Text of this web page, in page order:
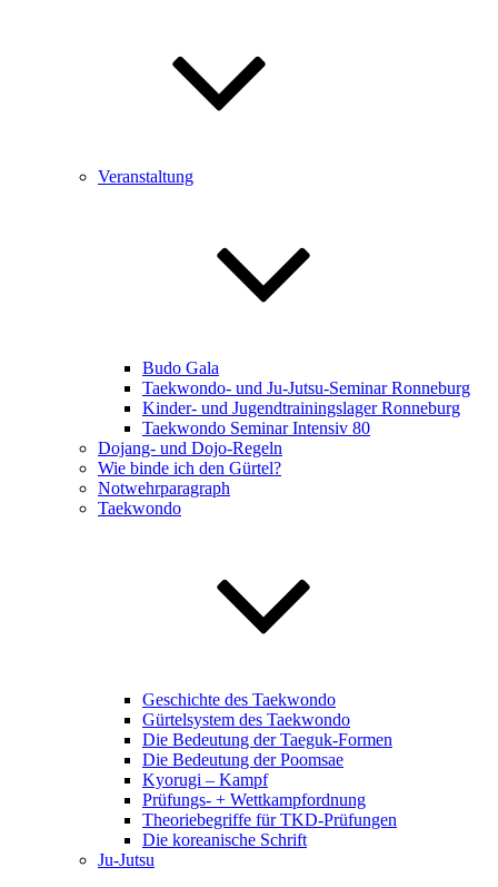
Veranstaltung
Budo Gala
Taekwondo- und Ju-Jutsu-Seminar Ronneburg
Kinder- und Jugendtrainingslager Ronneburg
Taekwondo Seminar Intensiv 80
Dojang- und Dojo-Regeln
Wie binde ich den Gürtel?
Notwehrparagraph
Taekwondo
Geschichte des Taekwondo
Gürtelsystem des Taekwondo
Die Bedeutung der Taeguk-Formen
Die Bedeutung der Poomsae
Kyorugi – Kampf
Prüfungs- + Wettkampfordnung
Theoriebegriffe für TKD-Prüfungen
Die koreanische Schrift
Ju-Jutsu